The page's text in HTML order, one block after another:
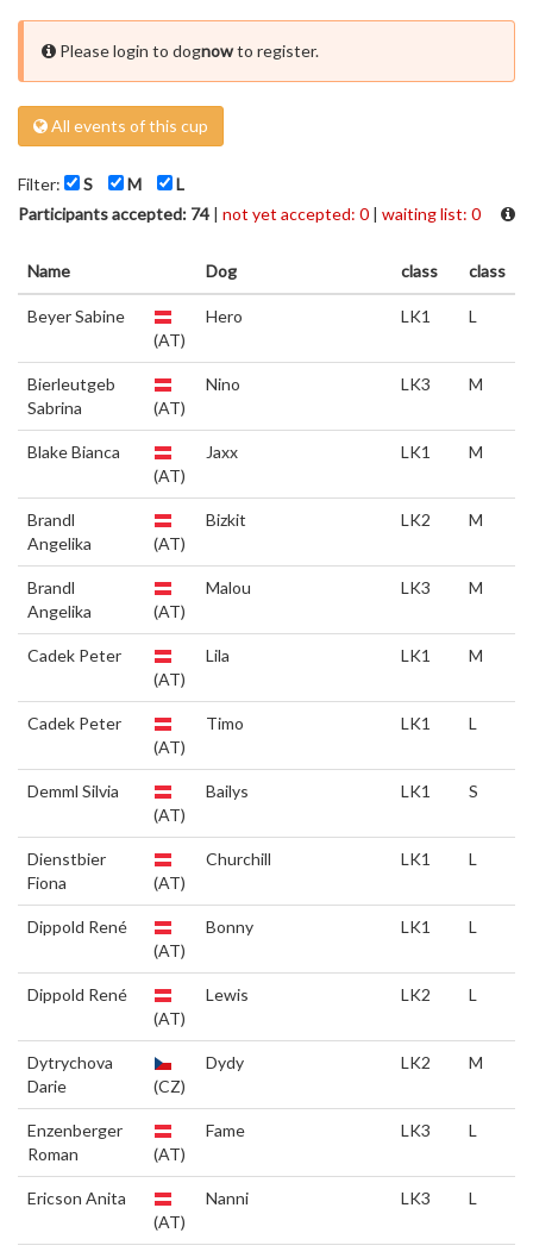
Please login to dognowto register.
All events of this cup
Filter: S M
L
Participants accepted: 74 | not yet accepted: 0 | waiting list: 0
Name Dog class class
Beyer Sabine
(AT)
Hero LK1 L
Bierleutgeb
Sabrina
(AT)
Nino LK3 M
Blake Bianca
(AT)
Jaxx LK1 M
Brandl
Angelika
(AT)
Bizkit LK2 M
Brandl
Angelika
(AT)
Malou LK3 M
Cadek Peter
(AT)
Lila LK1 M
Cadek Peter
(AT)
Timo LK1 L
Demml Silvia
(AT)
Bailys LK1 S
Dienstbier
Fiona
(AT)
Churchill LK1 L
Dippold René
(AT)
Bonny LK1 L
Dippold René
(AT)
Lewis LK2 L
Dytrychova
Darie
(CZ)
Dydy LK2 M
Enzenberger
Roman
(AT)
Fame LK3 L
Ericson Anita
(AT)
Nanni LK3 L